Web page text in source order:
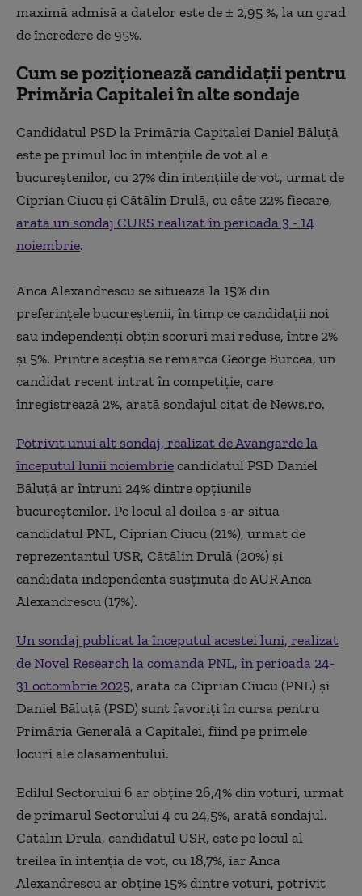
maximă admisă a datelor este de ± 2,95 %, la un grad
de încredere de 95%.
Cum se poziționează candidații pentru
Primăria Capitalei în alte sondaje
Candidatul PSD la Primăria Capitalei Daniel Băluţă
este pe primul loc în intenţiile de vot al e
bucureștenilor, cu 27% din intenţiile de vot, urmat de
Ciprian Ciucu şi Cătălin Drulă, cu câte 22% fiecare,
arată un sondaj CURS realizat în perioada 3 - 14
noiembrie.
Anca Alexandrescu se situează la 15% din
preferințele bucureștenii, în timp ce candidaţii noi
sau independenţi obţin scoruri mai reduse, între 2%
şi 5%. Printre aceştia se remarcă George Burcea, un
candidat recent intrat în competiţie, care
înregistrează 2%, arată sondajul citat de News.ro.
Potrivit unui alt sondaj, realizat de Avangarde la
începutul lunii noiembriecandidatul PSD Daniel
Băluță ar întruni 24% dintre opțiunile
bucureștenilor. Pe locul al doilea s-ar situa
candidatul PNL, Ciprian Ciucu (21%), urmat de
reprezentantul USR, Cătălin Drulă (20%) și
candidata independentă susținută de AUR Anca
Alexandrescu (17%).
Un sondaj publicat la începutul acestei luni, realizat
de Novel Research la comanda PNL, în perioada 24-
31 octombrie 2025, arăta că Ciprian Ciucu (PNL) și
Daniel Băluță (PSD) sunt favoriți în cursa pentru
Primăria Generală a Capitalei, fiind pe primele
locuri ale clasamentului.
Edilul Sectorului 6 ar obține 26,4% din voturi, urmat
de primarul Sectorului 4 cu 24,5%, arată sondajul.
Cătălin Drulă, candidatul USR, este pe locul al
treilea în intenția de vot, cu 18,7%, iar Anca
Alexandrescu ar obține 15% dintre voturi, potrivit